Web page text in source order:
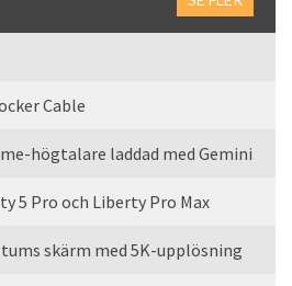
Cable
högtalare laddad med Gemini
5 Pro och Liberty Pro Max
skärm med 5K-upplösning